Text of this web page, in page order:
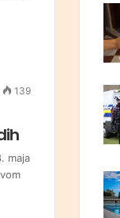
139
maja